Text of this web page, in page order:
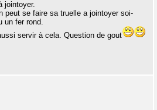
jointoyer.
peut se faire sa truelle a jointoyer soi-
un fer rond.
servir à cela. Question de gout